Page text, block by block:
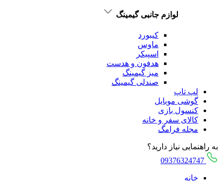
لوازم جانبی گیمینگ
کیبورد
ماوس
اسپیکر
هدفون و هدست
میز گیمینگ
صندلی گیمینگ
لپ تاپ
گوشی موبایل
کنسول بازی
کالای سفر و خانه
مجله فرامگ
به راهنمایی نیاز دارید؟
خانه